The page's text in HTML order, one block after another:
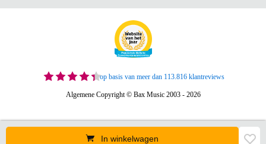
In winkelwagen
op basis van meer dan 113.816 klantreviews
Algemene Copyright © Bax Music 2003 - 2026